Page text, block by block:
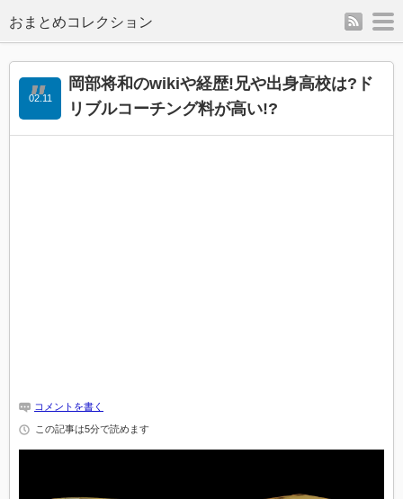
rss
岡部将和のwikiや経歴!兄や出身高校は?ド
リブルコーチング料が高い!?
02.11
コメントを書く
この記事は5分で読めます